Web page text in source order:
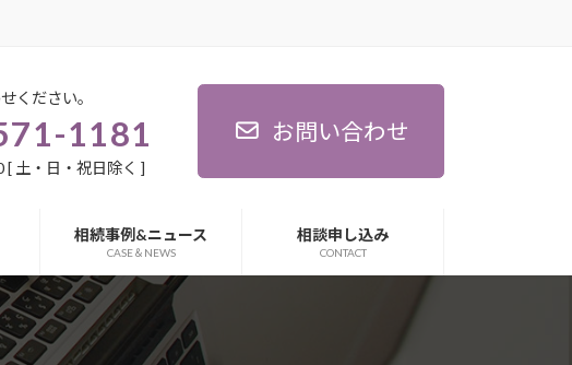
お問い合わせ
相続事例&ニュース
CASE＆NEWS
相談申し込み
CONTACT